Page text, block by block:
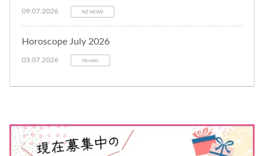
09.07.2026 NZ NEWS
Horoscope July 2026
03.07.2026 Monthly